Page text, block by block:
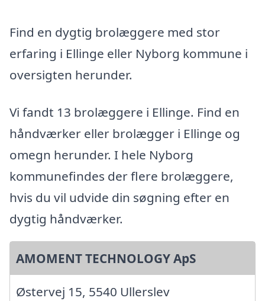
Find en dygtig brolæggere med stor
erfaring i Ellinge eller Nyborg kommune i
oversigten herunder.
Vi fandt 13 brolæggere i Ellinge. Find en
håndværker eller brolægger i Ellinge og
omegn herunder. I hele Nyborg
kommunefindes der flere brolæggere,
hvis du vil udvide din søgning efter en
dygtig håndværker.
AMOMENT TECHNOLOGY ApS
Østervej 15, 5540 Ullerslev